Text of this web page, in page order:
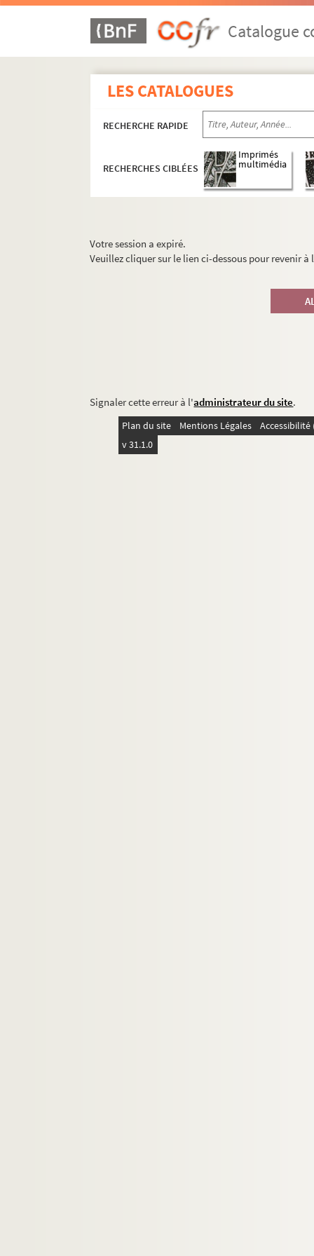
Catalogue
LES CATALOGUES
RECHERCHE RAPIDE
RECHERCHES CIBLÉES
Imprimés
multimédia
Votre session a expiré.
Veuillez cliquer sur le lien ci-dessous pour revenir
Signaler cette erreur à l'administrateur du site.
Plan du site Mentions Légales
v 31.1.0